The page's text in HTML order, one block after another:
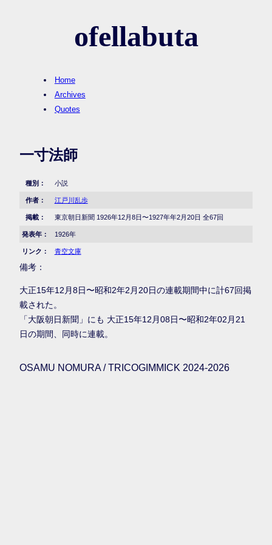
ofellabuta
Home
Archives
Quotes
一寸法師
種別： 小説
作者： 江戸川乱歩
掲載： 東京朝日新聞 1926年12月8日〜1927年年2月20日 全67回
発表年： 1926年
リンク： 青空文庫
備考：
大正15年12月8日〜昭和2年2月20日の連載期間中に計67回掲
載された。
「大阪朝日新聞」にも 大正15年12月08日〜昭和2年02月21
日の期間、同時に連載。
OSAMU NOMURA / TRICOGIMMICK 2024-2026